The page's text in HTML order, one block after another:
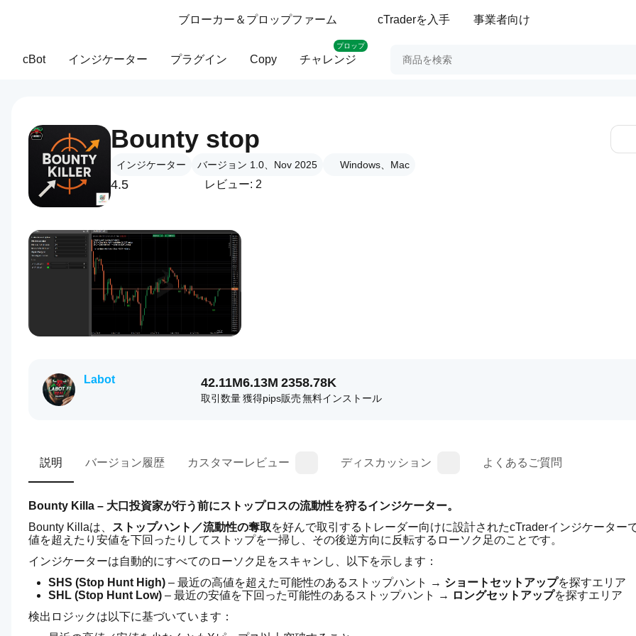
ブローカー＆プロップファーム cTraderを入手 事業者向け
cBot インジケーター プラグイン Copy チャレンジ
プロップ
Bounty stop
インジケーター バージョン 1.0、Nov 2025 Windows、Mac
4.5 レビュー: 2
Labot 42.11M
取引数量
6.13M
獲得pips
235
販売
8.78K
無料インストール
説明 バージョン履歴 カスタマーレビュー ディスカッション よくあるご質問
Bounty Killa – 大口投資家が行う前にストップロスの流動性を狩るインジケーター。
Bounty Killaは、
ストップハント／流動性の奪取を好んで取引するトレーダー向けに設計されたcTraderインジケーター
値を超えたり安値を下回ったりしてストップを一掃し、その後逆方向に反転するローソク足のことです。
インジケーターは自動的にすべてのローソク足をスキャンし、以下を示します：
SHS (Stop Hunt High) – 最近の高値を超えた可能性のあるストップハント → ショートセットアップを探すエリア
SHL (Stop Hunt Low) – 最近の安値を下回った可能性のあるストップハント → ロングセットアップを探すエリア
検出ロジックは以下に基づいています：